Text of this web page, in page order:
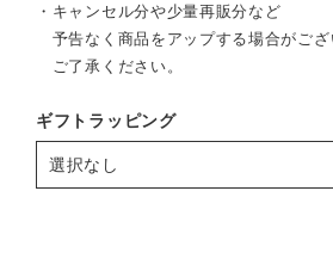
・キャンセル分や少量再販分など
予告なく商品をアップする場合がござ
ご了承ください。
ギフトラッピング